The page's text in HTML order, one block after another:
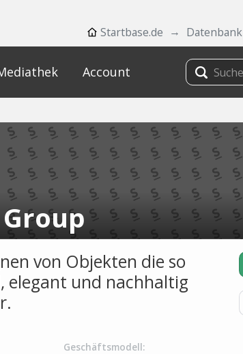
Startbase.de Datenbank
Account
von Objekten die so
elegant und nachhaltig
Geschäftsmodell: